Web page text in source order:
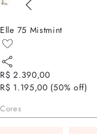
Elle 75 Mistmint
R$ 2.390,00
R$ 1.195,00 (50% off)
Cores